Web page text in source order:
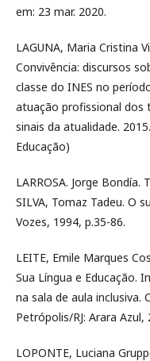
em: 23 mar. 2020.
LAGUNA, Maria Cristina
Convivência: discursos
classe do INES no
atuação profissional dos
sinais da atualidade.
Educação)
LARROSA. Jorge
SILVA, Tomaz Tadeu. O
Vozes, 1994, p.35-86.
LEITE, Emile Marques
Sua Língua e Educação.
na sala de aula inclusiva.
Petrópolis/RJ: Arara Azul,
LOPONTE, Luciana